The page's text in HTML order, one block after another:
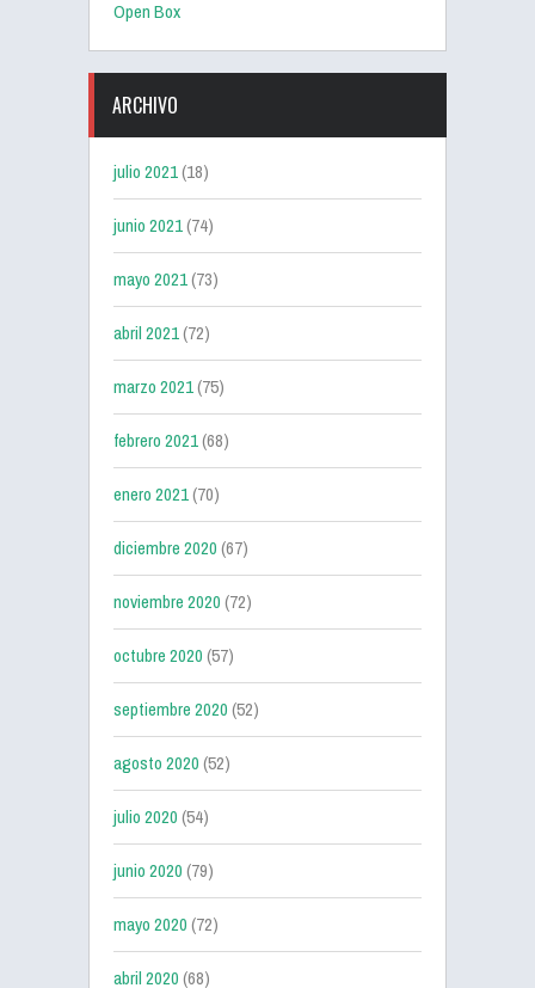
Open Box
ARCHIVO
julio 2021(18)
junio 2021(74)
mayo 2021(73)
abril 2021(72)
marzo 2021(75)
febrero 2021(68)
enero 2021(70)
diciembre 2020(67)
noviembre 2020(72)
octubre 2020(57)
septiembre 2020(52)
agosto 2020(52)
julio 2020(54)
junio 2020(79)
mayo 2020(72)
abril 2020(68)